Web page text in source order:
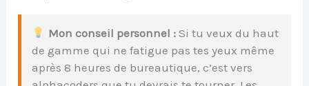
Mon conseil personnel :Si tu veux du haut
de gamme qui ne fatigue pas tes yeux même
après 8 heures de bureautique, c’est vers